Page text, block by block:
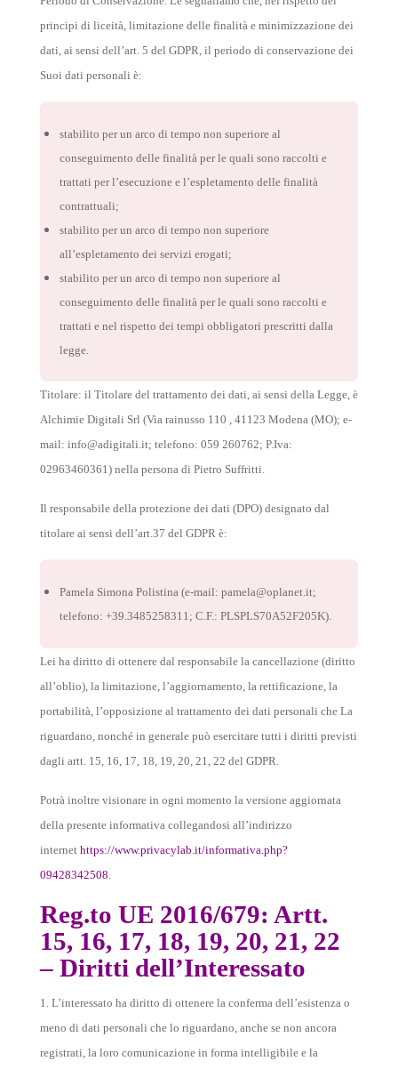
principi di liceità, limitazione delle finalità e minimizzazione dei
dati, ai sensi dell’art. 5 del GDPR, il periodo di conservazione dei
Suoi dati personali è:
stabilito per un arco di tempo non superiore al
conseguimento delle finalità per le quali sono raccolti e
trattati per l’esecuzione e l’espletamento delle finalità
contrattuali;
stabilito per un arco di tempo non superiore
all’espletamento dei servizi erogati;
stabilito per un arco di tempo non superiore al
conseguimento delle finalità per le quali sono raccolti e
trattati e nel rispetto dei tempi obbligatori prescritti dalla
legge.
Titolare: il Titolare del trattamento dei dati, ai sensi della Legge, è
Alchimie Digitali Srl (Via rainusso 110 , 41123 Modena (MO); e-
mail: info@adigitali.it; telefono: 059 260762; P.Iva:
02963460361) nella persona di Pietro Suffritti.
Il responsabile della protezione dei dati (DPO) designato dal
titolare ai sensi dell’art.37 del GDPR è:
Pamela Simona Polistina (e-mail: pamela@oplanet.it;
telefono: +39.3485258311; C.F.: PLSPLS70A52F205K).
Lei ha diritto di ottenere dal responsabile la cancellazione (diritto
all’oblio), la limitazione, l’aggiornamento, la rettificazione, la
portabilità, l’opposizione al trattamento dei dati personali che La
riguardano, nonché in generale può esercitare tutti i diritti previsti
dagli artt. 15, 16, 17, 18, 19, 20, 21, 22 del GDPR.
Potrà inoltre visionare in ogni momento la versione aggiornata
della presente informativa collegandosi all’indirizzo
internet https://www.privacylab.it/informativa.php?
09428342508
Reg.to UE 2016/679: Artt.
15, 16, 17, 18, 19, 20, 21, 22
– Diritti dell’Interessato
1. L’interessato ha diritto di ottenere la conferma dell’esistenza o
meno di dati personali che lo riguardano, anche se non ancora
registrati, la loro comunicazione in forma intelligibile e la